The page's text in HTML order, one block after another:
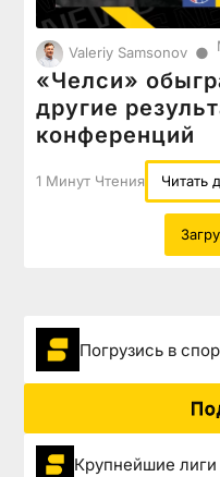
Valeriy Samsonov ●
«Челси»
другие
конференций
1 Минут Чтения Читать
Погрузиcь в
Крупнейшие лиги